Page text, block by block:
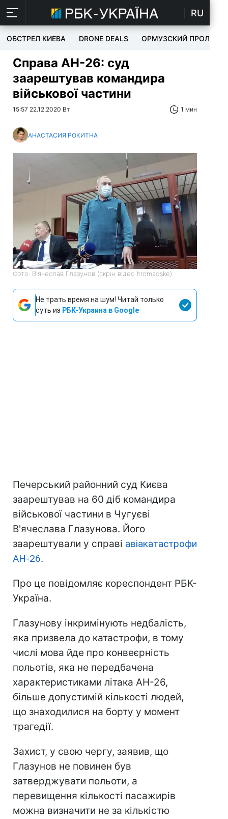
RU
ОБСТРЕЛ КИЕВА DRONE DEALS ОРМУЗСКИЙ ПРОЛИВ
Справа АН-26: суд
заарештував командира
військової частини
15:57 22.12.2020 Вт 1 мин
АНАСТАСИЯ РОКИТНА
Фото: В'ячеслав Глазунов (скрін відео hromadske)
Не трать время на шум! Читай только
суть из РБК-Украина в Google
Печерський районний суд Києва
заарештував на 60 діб командира
військової частини в Чугуєві
В'ячеслава Глазунова. Його
заарештували у справі авіакатастрофи
АН-26.
Про це повідомляє кореспондент РБК-
Україна.
Глазунову інкримінують недбалість,
яка призвела до катастрофи, в тому
числі мова йде про конвеєрність
польотів, яка не передбачена
характеристиками літака АН-26,
більше допустимій кількості людей,
що знаходилися на борту у момент
трагедії.
Захист, у свою чергу, заявив, що
Глазунов не повинен був
затверджувати польоти, а
перевищення кількості пасажирів
можна визначити не за кількістю